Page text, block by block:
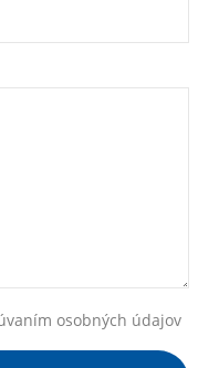
osobných údajov